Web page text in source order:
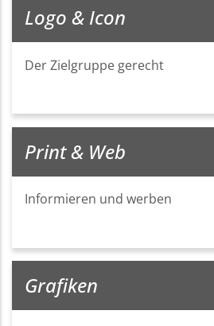
Logo & Icon
Der Zielgruppe gerecht
Print & Web
Informieren und werben
Grafiken